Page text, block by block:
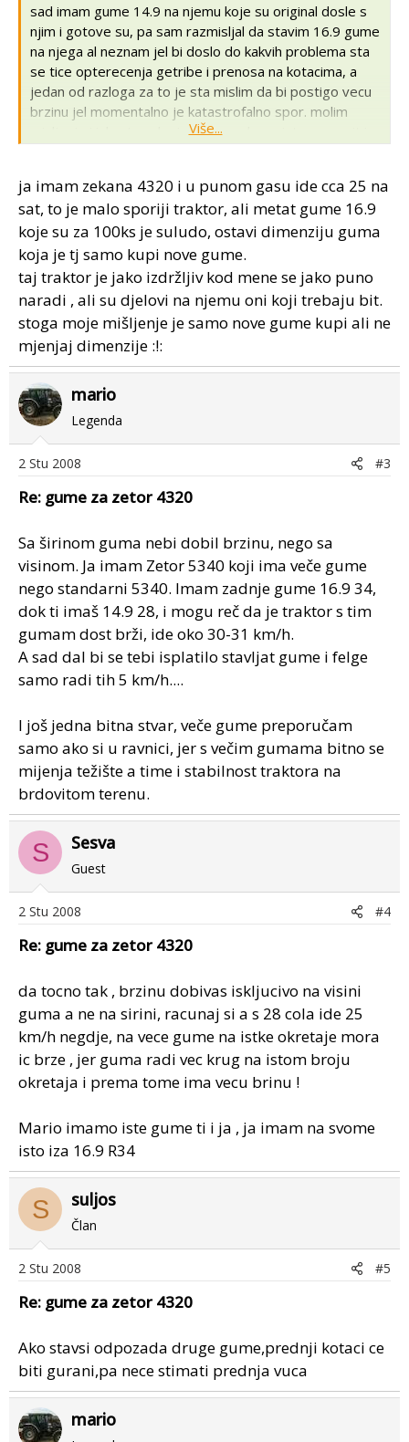
sad imam gume 14.9 na njemu koje su original dosle s
njim i gotove su, pa sam razmisljal da stavim 16.9 gume
na njega al neznam jel bi doslo do kakvih problema sta
se tice opterecenja getribe i prenosa na kotacima, a
jedan od razloga za to je sta mislim da bi postigo vecu
brzinu jel momentalno je katastrofalno spor. molim
misljenje i iskustva ako je neko probavo isto napravit i
Više...
ja imam zekana 4320 i u punom gasu ide cca 25 na
sat, to je malo sporiji traktor, ali metat gume 16.9
koje su za 100ks je suludo, ostavi dimenziju guma
koja je tj samo kupi nove gume.
taj traktor je jako izdržljiv kod mene se jako puno
naradi , ali su djelovi na njemu oni koji trebaju bit.
stoga moje mišljenje je samo nove gume kupi ali ne
mjenjaj dimenzije :!:
mario
Legenda
2 Stu 2008 #3
Re: gume za zetor 4320
Sa širinom guma nebi dobil brzinu, nego sa
visinom. Ja imam Zetor 5340 koji ima veče gume
nego standarni 5340. Imam zadnje gume 16.9 34,
dok ti imaš 14.9 28, i mogu reč da je traktor s tim
gumam dost brži, ide oko 30-31 km/h.
A sad dal bi se tebi isplatilo stavljat gume i felge
samo radi tih 5 km/h....
I još jedna bitna stvar, veče gume preporučam
samo ako si u ravnici, jer s večim gumama bitno se
mijenja težište a time i stabilnost traktora na
brdovitom terenu.
S Sesva
Guest
2 Stu 2008 #4
Re: gume za zetor 4320
da tocno tak , brzinu dobivas iskljucivo na visini
guma a ne na sirini, racunaj si a s 28 cola ide 25
km/h negdje, na vece gume na istke okretaje mora
ic brze , jer guma radi vec krug na istom broju
okretaja i prema tome ima vecu brinu !
Mario imamo iste gume ti i ja , ja imam na svome
isto iza 16.9 R34
S suljos
Član
2 Stu 2008 #5
Re: gume za zetor 4320
Ako stavsi odpozada druge gume,prednji kotaci ce
biti gurani,pa nece stimati prednja vuca
mario